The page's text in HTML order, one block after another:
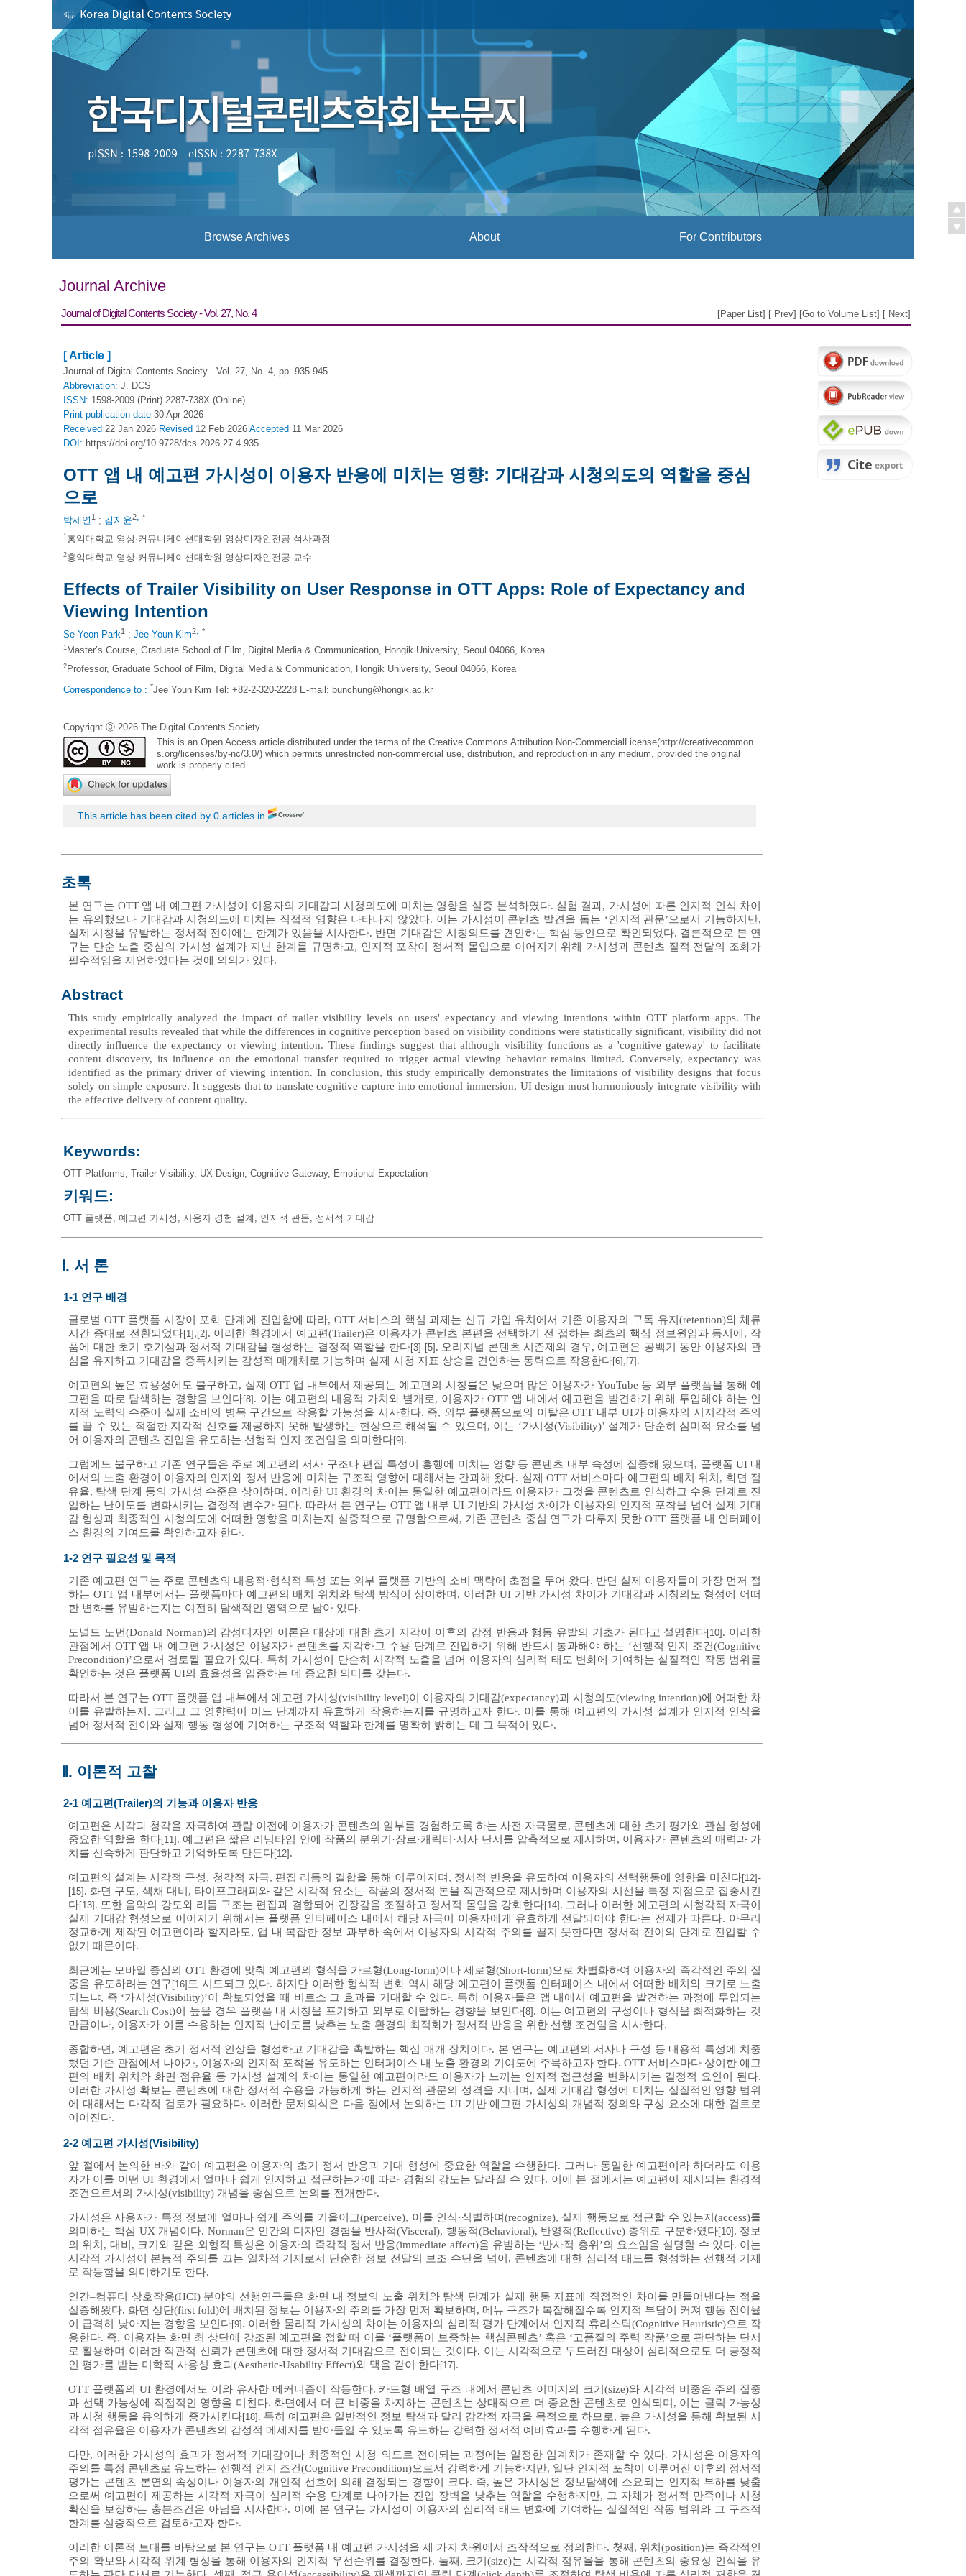
Browse Archives About For Contributors
Journal Archive
Journal of Digital Contents Society - Vol. 27, No. 4 [Paper List] [ Prev] [Go to Volume List] [ Next]
[ Article ]
Journal of Digital Contents Society - Vol. 27, No. 4, pp. 935-945
Abbreviation: J. DCS
ISSN: 1598-2009 (Print) 2287-738X (Online)
Print publication date 30 Apr 2026
Received 22 Jan 2026 Revised 12 Feb 2026 Accepted 11 Mar 2026
DOI: https://doi.org/10.9728/dcs.2026.27.4.935
OTT 앱 내 예고편 가시성이 이용자 반응에 미치는 영향: 기대감과 시청의도의 역할을 중심
으로
박세연 1 ; 김지윤2, *
1홍익대학교 영상·커뮤니케이션대학원 영상디자인전공 석사과정
2홍익대학교 영상·커뮤니케이션대학원 영상디자인전공 교수
Effects of Trailer Visibility on User Response in OTT Apps: Role of Expectancy and
Viewing Intention
Se Yeon Park1 ; Jee Youn Kim2, *
1 Master’s Course, Graduate School of Film, Digital Media & Communication, Hongik University, Seoul 04066, Korea
2 Professor, Graduate School of Film, Digital Media & Communication, Hongik University, Seoul 04066, Korea
Correspondence to : *Jee Youn Kim Tel: +82-2-320-2228 E-mail: bunchung@hongik.ac.kr
Copyright ⓒ 2026 The Digital Contents Society
This is an Open Access article distributed under the terms of the Creative Commons Attribution Non-CommercialLicense(http://creativecommon
s.org/licenses/by-nc/3.0/) which permits unrestricted non-commercial use, distribution, and reproduction in any medium, provided the original
work is properly cited.
This article has been cited by 0 articles in
초록
본 연구는 OTT 앱 내 예고편 가시성이 이용자의 기대감과 시청의도에 미치는 영향을 실증 분석하였다. 실험 결과, 가시성에 따른 인지적 인식 차이
는 유의했으나 기대감과 시청의도에 미치는 직접적 영향은 나타나지 않았다. 이는 가시성이 콘텐츠 발견을 돕는 ‘인지적 관문’으로서 기능하지만,
실제 시청을 유발하는 정서적 전이에는 한계가 있음을 시사한다. 반면 기대감은 시청의도를 견인하는 핵심 동인으로 확인되었다. 결론적으로 본 연
구는 단순 노출 중심의 가시성 설계가 지닌 한계를 규명하고, 인지적 포착이 정서적 몰입으로 이어지기 위해 가시성과 콘텐츠 질적 전달의 조화가
필수적임을 제언하였다는 것에 의의가 있다.
Abstract
This study empirically analyzed the impact of trailer visibility levels on users' expectancy and viewing intentions within OTT platform apps. The
experimental results revealed that while the differences in cognitive perception based on visibility conditions were statistically significant, visibility did not
directly influence the expectancy or viewing intention. These findings suggest that although visibility functions as a 'cognitive gateway' to facilitate
content discovery, its influence on the emotional transfer required to trigger actual viewing behavior remains limited. Conversely, expectancy was
identified as the primary driver of viewing intention. In conclusion, this study empirically demonstrates the limitations of visibility designs that focus
solely on simple exposure. It suggests that to translate cognitive capture into emotional immersion, UI design must harmoniously integrate visibility with
the effective delivery of content quality.
Keywords:
OTT Platforms, Trailer Visibility, UX Design, Cognitive Gateway, Emotional Expectation
키워드:
OTT 플랫폼, 예고편 가시성 , 사용자 경험 설계 , 인지적 관문, 정서적 기대감
Ⅰ. 서 론
1-1 연구 배경
글로벌 OTT 플랫폼 시장이 포화 단계에 진입함에 따라, OTT 서비스의 핵심 과제는 신규 가입 유치에서 기존 이용자의 구독 유지(retention)와 체류
시간 증대로 전환되었다[1] , [2] . 이러한 환경에서 예고편(Trailer)은 이용자가 콘텐츠 본편을 선택하기 전 접하는 최초의 핵심 정보원임과 동시에, 작
품에 대한 초기 호기심과 정서적 기대감을 형성하는 결정적 역할을 한다[3]-[5] . 오리지널 콘텐츠 시즌제의 경우, 예고편은 공백기 동안 이용자의 관
심을 유지하고 기대감을 증폭시키는 감성적 매개체로 기능하며 실제 시청 지표 상승을 견인하는 동력으로 작용한다[6] , [7] .
예고편의 높은 효용성에도 불구하고, 실제 OTT 앱 내부에서 제공되는 예고편의 시청률은 낮으며 많은 이용자가 YouTube 등 외부 플랫폼을 통해 예
고편을 따로 탐색하는 경향을 보인다[8] . 이는 예고편의 내용적 가치와 별개로, 이용자가 OTT 앱 내에서 예고편을 발견하기 위해 투입해야 하는 인
지적 노력의 수준이 실제 소비의 병목 구간으로 작용할 가능성을 시사한다. 즉, 외부 플랫폼으로의 이탈은 OTT 내부 UI가 이용자의 시지각적 주의
를 끌 수 있는 적절한 지각적 신호를 제공하지 못해 발생하는 현상으로 해석될 수 있으며, 이는 ‘가시성(Visibility)’ 설계가 단순히 심미적 요소를 넘
어 이용자의 콘텐츠 진입을 유도하는 선행적 인지 조건임을 의미한다[9] .
그럼에도 불구하고 기존 연구들은 주로 예고편의 서사 구조나 편집 특성이 흥행에 미치는 영향 등 콘텐츠 내부 속성에 집중해 왔으며, 플랫폼 UI 내
에서의 노출 환경이 이용자의 인지와 정서 반응에 미치는 구조적 영향에 대해서는 간과해 왔다. 실제 OTT 서비스마다 예고편의 배치 위치, 화면 점
유율, 탐색 단계 등의 가시성 수준은 상이하며, 이러한 UI 환경의 차이는 동일한 예고편이라도 이용자가 그것을 콘텐츠로 인식하고 수용 단계로 진
입하는 난이도를 변화시키는 결정적 변수가 된다. 따라서 본 연구는 OTT 앱 내부 UI 기반의 가시성 차이가 이용자의 인지적 포착을 넘어 실제 기대
감 형성과 최종적인 시청의도에 어떠한 영향을 미치는지 실증적으로 규명함으로써, 기존 콘텐츠 중심 연구가 다루지 못한 OTT 플랫폼 내 인터페이
스 환경의 기여도를 확인하고자 한다.
1-2 연구 필요성 및 목적
기존 예고편 연구는 주로 콘텐츠의 내용적·형식적 특성 또는 외부 플랫폼 기반의 소비 맥락에 초점을 두어 왔다. 반면 실제 이용자들이 가장 먼저 접
하는 OTT 앱 내부에서는 플랫폼마다 예고편의 배치 위치와 탐색 방식이 상이하며, 이러한 UI 기반 가시성 차이가 기대감과 시청의도 형성에 어떠
한 변화를 유발하는지는 여전히 탐색적인 영역으로 남아 있다.
도널드 노먼(Donald Norman)의 감성디자인 이론은 대상에 대한 초기 지각이 이후의 감정 반응과 행동 유발의 기초가 된다고 설명한다[10] . 이러한
관점에서 OTT 앱 내 예고편 가시성은 이용자가 콘텐츠를 지각하고 수용 단계로 진입하기 위해 반드시 통과해야 하는 ‘선행적 인지 조건(Cognitive
Precondition)’으로서 검토될 필요가 있다. 특히 가시성이 단순히 시각적 노출을 넘어 이용자의 심리적 태도 변화에 기여하는 실질적인 작동 범위를
확인하는 것은 플랫폼 UI의 효율성을 입증하는 데 중요한 의미를 갖는다.
따라서 본 연구는 OTT 플랫폼 앱 내부에서 예고편 가시성(visibility level)이 이용자의 기대감(expectancy)과 시청의도(viewing intention)에 어떠한 차
이를 유발하는지, 그리고 그 영향력이 어느 단계까지 유효하게 작용하는지를 규명하고자 한다. 이를 통해 예고편의 가시성 설계가 인지적 인식을
넘어 정서적 전이와 실제 행동 형성에 기여하는 구조적 역할과 한계를 명확히 밝히는 데 그 목적이 있다.
Ⅱ. 이론적 고찰
2-1 예고편(Trailer)의 기능과 이용자 반응
예고편은 시각과 청각을 자극하여 관람 이전에 이용자가 콘텐츠의 일부를 경험하도록 하는 사전 자극물로, 콘텐츠에 대한 초기 평가와 관심 형성에
중요한 역할을 한다[11] . 예고편은 짧은 러닝타임 안에 작품의 분위기·장르·캐릭터·서사 단서를 압축적으로 제시하여, 이용자가 콘텐츠의 매력과 가
치를 신속하게 판단하고 기억하도록 만든다[12] .
예고편의 설계는 시각적 구성, 청각적 자극, 편집 리듬의 결합을 통해 이루어지며, 정서적 반응을 유도하여 이용자의 선택행동에 영향을 미친다[12]-
[15] . 화면 구도, 색채 대비, 타이포그래피와 같은 시각적 요소는 작품의 정서적 톤을 직관적으로 제시하며 이용자의 시선을 특정 지점으로 집중시킨
다[13] . 또한 음악의 강도와 리듬 구조는 편집과 결합되어 긴장감을 조절하고 정서적 몰입을 강화한다[14] . 그러나 이러한 예고편의 시청각적 자극이
실제 기대감 형성으로 이어지기 위해서는 플랫폼 인터페이스 내에서 해당 자극이 이용자에게 유효하게 전달되어야 한다는 전제가 따른다. 아무리
정교하게 제작된 예고편이라 할지라도, 앱 내 복잡한 정보 과부하 속에서 이용자의 시각적 주의를 끌지 못한다면 정서적 전이의 단계로 진입할 수
없기 때문이다.
최근에는 모바일 중심의 OTT 환경에 맞춰 예고편의 형식을 가로형(Long-form)이나 세로형(Short-form)으로 차별화하여 이용자의 즉각적인 주의 집
중을 유도하려는 연구 [16] 도 시도되고 있다. 하지만 이러한 형식적 변화 역시 해당 예고편이 플랫폼 인터페이스 내에서 어떠한 배치와 크기로 노출
되느냐, 즉 ‘가시성(Visibility)’이 확보되었을 때 비로소 그 효과를 기대할 수 있다. 특히 이용자들은 앱 내에서 예고편을 발견하는 과정에 투입되는
탐색 비용(Search Cost)이 높을 경우 플랫폼 내 시청을 포기하고 외부로 이탈하는 경향을 보인다[8] . 이는 예고편의 구성이나 형식을 최적화하는 것
만큼이나, 이용자가 이를 수용하는 인지적 난이도를 낮추는 노출 환경의 최적화가 정서적 반응을 위한 선행 조건임을 시사한다.
종합하면, 예고편은 초기 정서적 인상을 형성하고 기대감을 촉발하는 핵심 매개 장치이다. 본 연구는 예고편의 서사나 구성 등 내용적 특성에 치중
했던 기존 관점에서 나아가, 이용자의 인지적 포착을 유도하는 인터페이스 내 노출 환경의 기여도에 주목하고자 한다. OTT 서비스마다 상이한 예고
편의 배치 위치와 화면 점유율 등 가시성 설계의 차이는 동일한 예고편이라도 이용자가 느끼는 인지적 접근성을 변화시키는 결정적 요인이 된다.
이러한 가시성 확보는 콘텐츠에 대한 정서적 수용을 가능하게 하는 인지적 관문의 성격을 지니며, 실제 기대감 형성에 미치는 실질적인 영향 범위
에 대해서는 다각적 검토가 필요하다. 이러한 문제의식은 다음 절에서 논의하는 UI 기반 예고편 가시성의 개념적 정의와 구성 요소에 대한 검토로
이어진다.
2-2 예고편 가시성(Visibility)
앞 절에서 논의한 바와 같이 예고편은 이용자의 초기 정서 반응과 기대 형성에 중요한 역할을 수행한다. 그러나 동일한 예고편이라 하더라도 이용
자가 이를 어떤 UI 환경에서 얼마나 쉽게 인지하고 접근하는가에 따라 경험의 강도는 달라질 수 있다. 이에 본 절에서는 예고편이 제시되는 환경적
조건으로서의 가시성(visibility) 개념을 중심으로 논의를 전개한다.
가시성은 사용자가 특정 정보에 얼마나 쉽게 주의를 기울이고(perceive), 이를 인식·식별하며(recognize), 실제 행동으로 접근할 수 있는지(access)를
의미하는 핵심 UX 개념이다. Norman은 인간의 디자인 경험을 반사적(Visceral), 행동적(Behavioral), 반영적(Reflective) 층위로 구분하였다[10] . 정보
의 위치, 대비, 크기와 같은 외형적 특성은 이용자의 즉각적 정서 반응(immediate affect)을 유발하는 ‘반사적 층위’의 요소임을 설명할 수 있다. 이는
시각적 가시성이 본능적 주의를 끄는 일차적 기제로서 단순한 정보 전달의 보조 수단을 넘어, 콘텐츠에 대한 심리적 태도를 형성하는 선행적 기제
로 작동함을 의미하기도 한다.
인간–컴퓨터 상호작용(HCI) 분야의 선행연구들은 화면 내 정보의 노출 위치와 탐색 단계가 실제 행동 지표에 직접적인 차이를 만들어낸다는 점을
실증해왔다. 화면 상단(first fold)에 배치된 정보는 이용자의 주의를 가장 먼저 확보하며, 메뉴 구조가 복잡해질수록 인지적 부담이 커져 행동 전이율
이 급격히 낮아지는 경향을 보인다[9] . 이러한 물리적 가시성의 차이는 이용자의 심리적 평가 단계에서 인지적 휴리스틱(Cognitive Heuristic)으로 작
용한다. 즉, 이용자는 화면 최 상단에 강조된 예고편을 접할 때 이를 ‘플랫폼이 보증하는 핵심콘텐츠’ 혹은 ‘고품질의 주력 작품’으로 판단하는 단서
로 활용하며 이러한 직관적 신뢰가 콘텐츠에 대한 정서적 기대감으로 전이되는 것이다. 이는 시각적으로 두드러진 대상이 심리적으로도 더 긍정적
인 평가를 받는 미학적 사용성 효과(Aesthetic-Usability Effect)와 맥을 같이 한다[17] .
OTT 플랫폼의 UI 환경에서도 이와 유사한 메커니즘이 작동한다. 카드형 배열 구조 내에서 콘텐츠 이미지의 크기(size)와 시각적 비중은 주의 집중
과 선택 가능성에 직접적인 영향을 미친다. 화면에서 더 큰 비중을 차지하는 콘텐츠는 상대적으로 더 중요한 콘텐츠로 인식되며, 이는 클릭 가능성
과 시청 행동을 유의하게 증가시킨다[18] . 특히 예고편은 일반적인 정보 탐색과 달리 감각적 자극을 목적으로 하므로, 높은 가시성을 통해 확보된 시
각적 점유율은 이용자가 콘텐츠의 감성적 메세지를 받아들일 수 있도록 유도하는 강력한 정서적 예비효과를 수행하게 된다.
다만, 이러한 가시성의 효과가 정서적 기대감이나 최종적인 시청 의도로 전이되는 과정에는 일정한 임계치가 존재할 수 있다. 가시성은 이용자의
주의를 특정 콘텐츠로 유도하는 선행적 인지 조건(Cognitive Precondition)으로서 강력하게 기능하지만, 일단 인지적 포착이 이루어진 이후의 정서적
평가는 콘텐츠 본연의 속성이나 이용자의 개인적 선호에 의해 결정되는 경향이 크다. 즉, 높은 가시성은 정보탐색에 소요되는 인지적 부하를 낮춤
으로써 예고편이 제공하는 시각적 자극이 심리적 수용 단계로 나아가는 진입 장벽을 낮추는 역할을 수행하지만, 그 자체가 정서적 만족이나 시청
확신을 보장하는 충분조건은 아님을 시사한다. 이에 본 연구는 가시성이 이용자의 심리적 태도 변화에 기여하는 실질적인 작동 범위와 그 구조적
한계를 실증적으로 검토하고자 한다.
이러한 이론적 토대를 바탕으로 본 연구는 OTT 플랫폼 내 예고편 가시성을 세 가지 차원에서 조작적으로 정의한다. 첫째, 위치(position)는 즉각적인
주의 확보와 시각적 위계 형성을 통해 이용자의 인지적 우선순위를 결정한다. 둘째, 크기(size)는 시각적 점유율을 통해 콘텐츠의 중요성 인식을 유